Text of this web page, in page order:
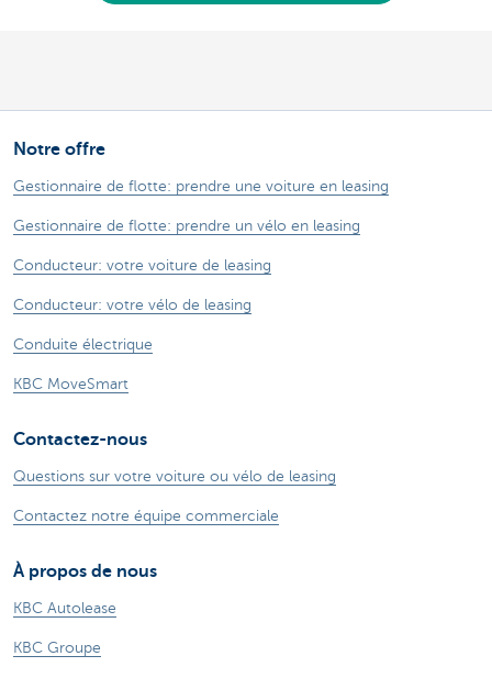
Notre offre
Gestionnaire de flotte: prendre une voiture en leasing
Gestionnaire de flotte: prendre un vélo en leasing
Conducteur: votre voiture de leasing
Conducteur: votre vélo de leasing
Conduite électrique
KBC MoveSmart
Contactez-nous
Questions sur votre voiture ou vélo de leasing
Contactez notre équipe commerciale
À propos de nous
KBC Autolease
KBC Groupe